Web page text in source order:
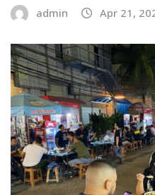
admin Apr 21,